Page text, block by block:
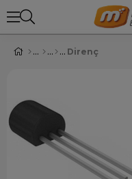
Direnç